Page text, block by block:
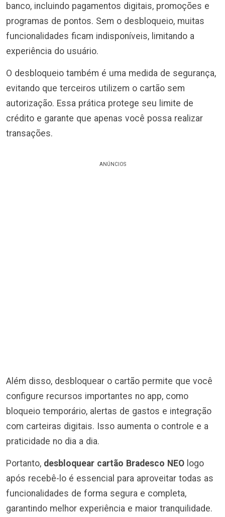
banco, incluindo pagamentos digitais, promoções e
programas de pontos. Sem o desbloqueio, muitas
funcionalidades ficam indisponíveis, limitando a
experiência do usuário.
O desbloqueio também é uma medida de segurança,
evitando que terceiros utilizem o cartão sem
autorização. Essa prática protege seu limite de
crédito e garante que apenas você possa realizar
transações.
ANÚNCIOS
Além disso, desbloquear o cartão permite que você
configure recursos importantes no app, como
bloqueio temporário, alertas de gastos e integração
com carteiras digitais. Isso aumenta o controle e a
praticidade no dia a dia.
Portanto, desbloquear cartão Bradesco NEO logo
após recebê-lo é essencial para aproveitar todas as
funcionalidades de forma segura e completa,
garantindo melhor experiência e maior tranquilidade.